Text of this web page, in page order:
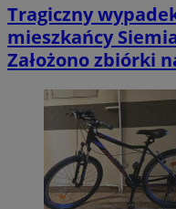
Tragiczny
mieszkańcy
Założono zbiórki